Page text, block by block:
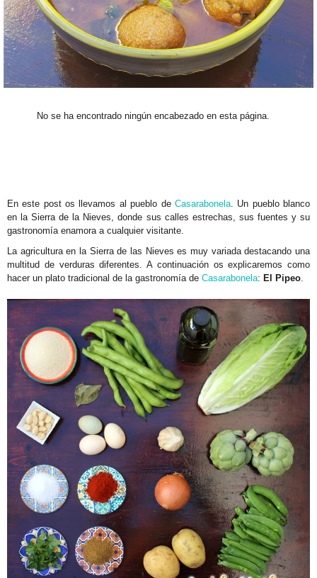
No se ha encontrado ningún encabezado en esta página.
En este post os llevamos al pueblo de Casarabonela. Un pueblo blanco
en la Sierra de la Nieves, donde sus calles estrechas, sus fuentes y su
gastronomía enamora a cualquier visitante.
La agricultura en la Sierra de las Nieves es muy variada destacando una
multitud de verduras diferentes. A continuación os explicaremos como
hacer un plato tradicional de la gastronomía de Casarabonela: El Pipeo.